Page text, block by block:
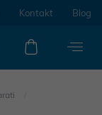
Kontakt Blog